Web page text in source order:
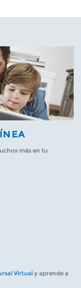
más en tu
Virtual y aprende a